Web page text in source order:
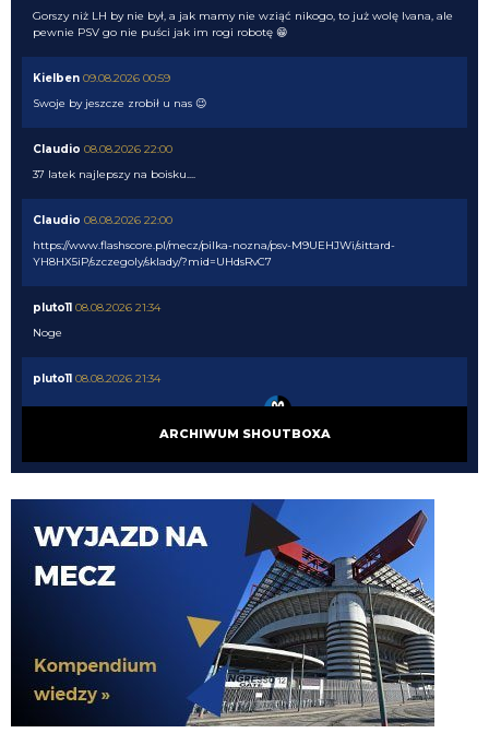
Gorszy niż LH by nie był, a jak mamy nie wziąć nikogo, to już wolę Ivana, ale
pewnie PSV go nie puści jak im rogi robotę 😁
Kielben 09.08.2026 00:59
Swoje by jeszcze zrobił u nas 😉
Claudio 08.08.2026 22:00
37 latek najlepszy na boisku....
Claudio 08.08.2026 22:00
https://www.flashscore.pl/mecz/pilka-nozna/psv-M9UEHJWi/sittard-
YH8HX5iP/szczegoly/sklady/?mid=UHdsRvC7
pluto11 08.08.2026 21:34
Noge
pluto11 08.08.2026 21:34
Rafi23 08.08.2026 21:15
Piotrek85 08.08.2026 19:18
Dołożę do wahadłowego😃
Piotrek na co wydasz te pieniądze?
Piotrek85
08.08.2026 18:16
Raczej nie będą to duże kwoty.
ARCHIWUM SHOUTBOXA